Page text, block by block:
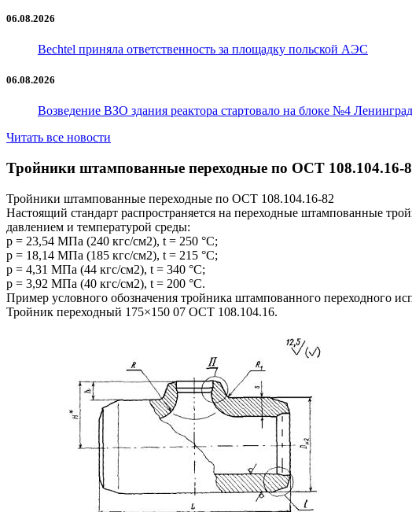
06.08.2026
Bechtel приняла ответственность за площадку польской АЭС
06.08.2026
Возведение ВЗО здания реактора стартовало на блоке №4
Читать все новости
Тройники штампованные переходные по ОСТ 108.104.16-
Тройники штампованные переходные по ОСТ 108.104.16-82
Настоящий стандарт распространяется на переходные штампованные
давлением и температурой среды:
р = 23,54 МПа (240 кгс/см2), t = 250 °С;
р = 18,14 МПа (185 кгс/см2), t = 215 °С;
р = 4,31 МПа (44 кгс/см2), t = 340 °С;
р = 3,92 МПа (40 кгс/см2), t = 200 °С.
Пример условного обозначения тройника штампованного переходного
Тройник переходный 175×150 07 ОСТ 108.104.16.